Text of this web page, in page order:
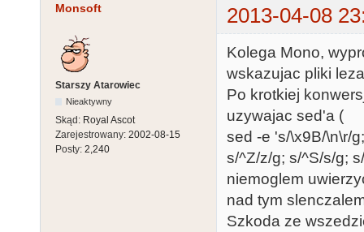
Monsoft 2013-04-08
Starszy Atarowiec
Nieaktywny
Skąd: Royal Ascot
Zarejestrowany: 2002-08-15
Posty: 2,240
Kolega Mono,
wskazujac pliki
Po krotkiej
uzywajac sed'a (
sed -e 's/\x9B/\n\r/
s/^Z/z/g; s/^S/s/g;
niemoglem
nad tym
Szkoda ze